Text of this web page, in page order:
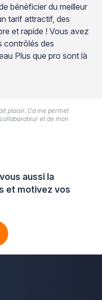
bénéficier du meilleur
tarif attractif, des
et rapide ! Vous avez
contrôlés des
Plus que pro sont là
aussi la
et motivez vos
plaisir. Ca me permet
et de mon